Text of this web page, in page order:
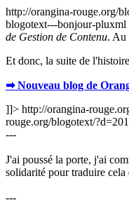
http://orangina-rouge.org/
blogotext---bonjour-pluxml
de Gestion de Contenu. Au
Et donc, la suite de
➡ Nouveau blog de
]]> http://orangina-
rouge.org/blogotext/
---
J'ai poussé la porte, j'ai
solidarité pour traduire cela
---